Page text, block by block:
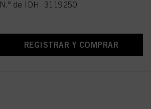
N.º de IDH 3119250
REGISTRAR Y COMPRAR